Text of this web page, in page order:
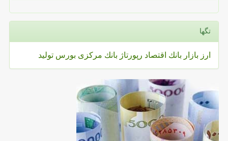
تگها
ارز بازار بانك اقتصاد رپورتاژ بانك مركزی بورس تولید